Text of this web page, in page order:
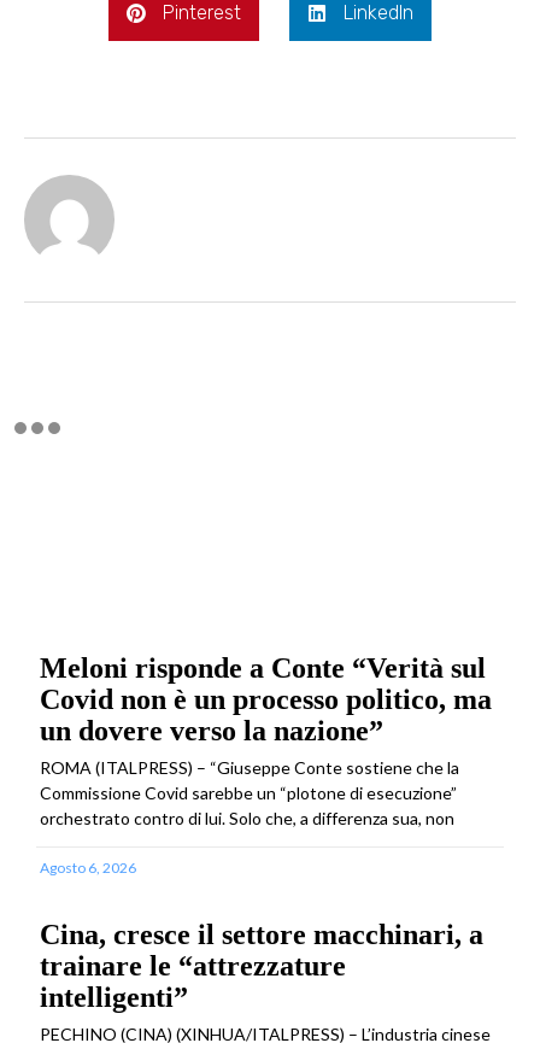
Pinterest LinkedIn
Meloni risponde a Conte “Verità sul
Covid non è un processo politico, ma
un dovere verso la nazione”
ROMA (ITALPRESS) – “Giuseppe Conte sostiene che la
Commissione Covid sarebbe un “plotone di esecuzione”
orchestrato contro di lui. Solo che, a differenza sua, non
Agosto 6, 2026
Cina, cresce il settore macchinari, a
trainare le “attrezzature
intelligenti”
PECHINO (CINA) (XINHUA/ITALPRESS) – L’industria cinese